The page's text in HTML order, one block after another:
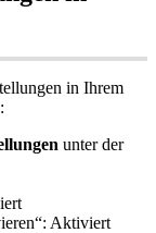
in Ihrem
:
unter der
“: Aktiviert